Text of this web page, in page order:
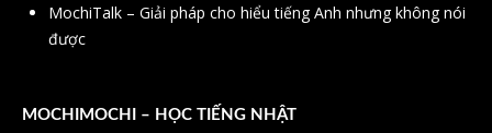
MochiTalk – Giải pháp cho hiểu tiếng Anh nhưng không nói
được
MOCHIMOCHI – HỌC TIẾNG NHẬT